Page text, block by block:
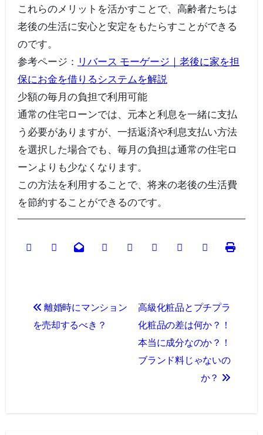
これらのメリットを活かすことで、高齢者たちは
老後の生活に安心と安定をもたらすことができる
のです。
参考ページ： リバース モーゲージ｜老後に家を担
保にお金を借りるシステムを解説
少額の毎月の負担で利用可能
通常の住宅ローンでは、元本と利息を一緒に支払
う必要がありますが、一括返済や利息支払い方法
を選択した場合でも、毎月の負担は通常の住宅ロ
ーンよりも少なくなります。
この方法を利用することで、将来の老後の生活費
を節約することができるのです。
稿
離婚時にマンション
を売却するべき？
高級化粧品とプチプラ
化粧品の差は何か？！
本当に成分なのか？！
ブランド料じゃないの
か？